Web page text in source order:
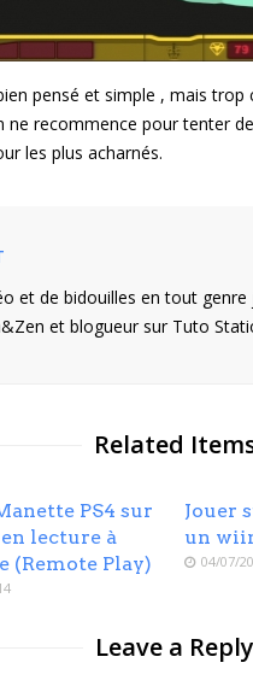
pensé et simple , mais
ne recommence pour tenter
les plus acharnés.
et de bidouilles en tout
et blogueur sur Tuto
Related
PS4 sur
lecture à
(Remote Play)
Jouer
un
04/07/
Leave a Reply